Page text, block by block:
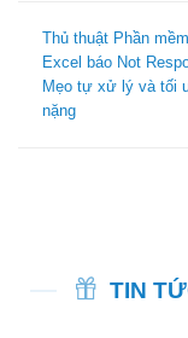
Thủ thuật Phần
Excel báo Not
Mẹo tự xử lý và tối
nặng
TIN